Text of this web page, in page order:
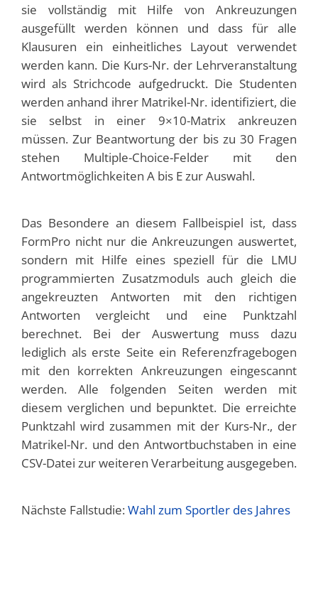
sie vollständig mit Hilfe von Ankreuzungen
ausgefüllt werden können und dass für alle
Klausuren ein einheitliches Layout verwendet
werden kann. Die Kurs-Nr. der Lehrveranstaltung
wird als Strichcode aufgedruckt. Die Studenten
werden anhand ihrer Matrikel-Nr. identifiziert, die
sie selbst in einer 9×10-Matrix ankreuzen
müssen. Zur Beantwortung der bis zu 30 Fragen
stehen Multiple-Choice-Felder mit den
Antwortmöglichkeiten A bis E zur Auswahl.
Das Besondere an diesem Fallbeispiel ist, dass
FormPro nicht nur die Ankreuzungen auswertet,
sondern mit Hilfe eines speziell für die LMU
programmierten Zusatzmoduls auch gleich die
angekreuzten Antworten mit den richtigen
Antworten vergleicht und eine Punktzahl
berechnet. Bei der Auswertung muss dazu
lediglich als erste Seite ein Referenzfragebogen
mit den korrekten Ankreuzungen eingescannt
werden. Alle folgenden Seiten werden mit
diesem verglichen und bepunktet. Die erreichte
Punktzahl wird zusammen mit der Kurs-Nr., der
Matrikel-Nr. und den Antwortbuchstaben in eine
CSV-Datei zur weiteren Verarbeitung ausgegeben.
Nächste Fallstudie:Wahl zum Sportler des Jahres